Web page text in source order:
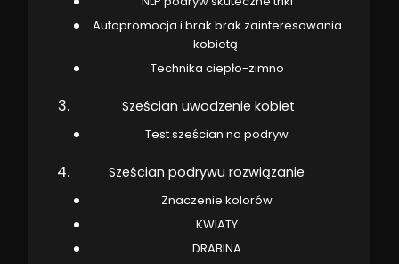
Autopromocja i brak brak zainteresowania
kobietą
Technika ciepło-zimno
Sześcian uwodzenie kobiet
Test sześcian na podryw
Sześcian podrywu rozwiązanie
Znaczenie kolorów
KWIATY
DRABINA